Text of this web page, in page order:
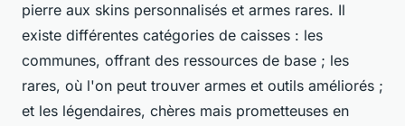
pierre aux skins personnalisés et armes rares. Il
existe différentes catégories de caisses : les
communes, offrant des ressources de base ; les
rares, où l'on peut trouver armes et outils améliorés ;
et les légendaires, chères mais prometteuses en